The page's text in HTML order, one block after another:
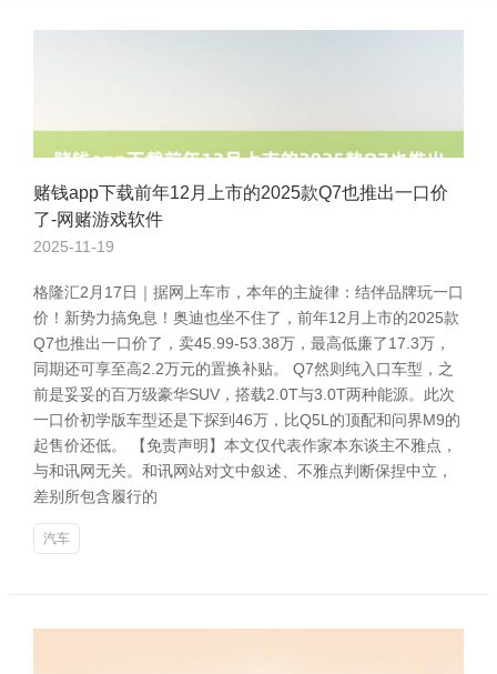
赌钱app下载前年12月上市的2025款Q7也推出一口价
了-网赌游戏软件
2025-11-19
格隆汇2月17日｜据网上车市，本年的主旋律：结伴品牌玩一口
价！新势力搞免息！奥迪也坐不住了，前年12月上市的2025款
Q7也推出一口价了，卖45.99-53.38万，最高低廉了17.3万，
同期还可享至高2.2万元的置换补贴。 Q7然则纯入口车型，之
前是妥妥的百万级豪华SUV，搭载2.0T与3.0T两种能源。此次
一口价初学版车型还是下探到46万，比Q5L的顶配和问界M9的
起售价还低。 【免责声明】本文仅代表作家本东谈主不雅点，
与和讯网无关。和讯网站对文中叙述、不雅点判断保捏中立，
差别所包含履行的
汽车